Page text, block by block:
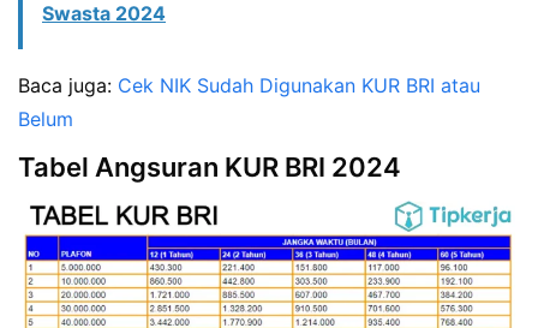
Swasta 2024
Baca juga: Cek NIK Sudah Digunakan KUR BRI atau
Belum
Tabel Angsuran KUR BRI 2024